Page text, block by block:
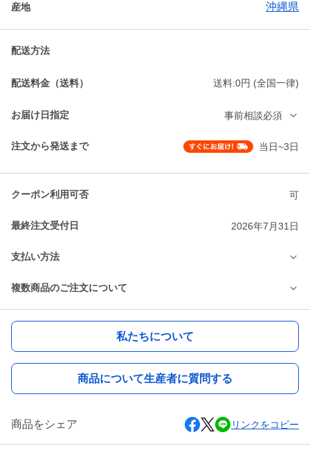
産地 沖縄県
配送方法
配送料金（送料） 送料:0円 (全国一律)
お届け日指定 事前相談必須
注文から発送まで 当日~3日
クーポン利用可否 可
最終注文受付日 2026年7月31日
支払い方法
複数商品のご注文について
私たちについて
商品について生産者に質問する
商品をシェア リンクをコピー